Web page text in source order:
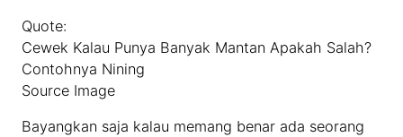
Quote:
Cewek Kalau Punya Banyak Mantan Apakah Salah?
Contohnya Nining
Source Image
Bayangkan saja kalau memang benar ada seorang